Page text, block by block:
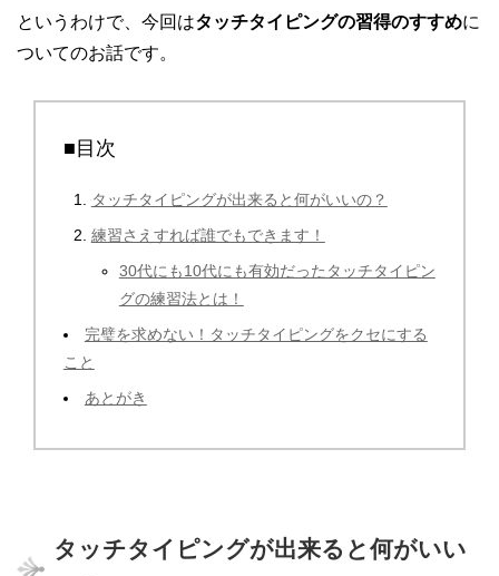
というわけで、今回はタッチタイピングの習得のすすめに
ついてのお話です。
■目次
タッチタイピングが出来ると何がいいの？
練習さえすれば誰でもできます！
30代にも10代にも有効だったタッチタイピン
グの練習法とは！
完璧を求めない！タッチタイピングをクセにする
こと
あとがき
タッチタイピングが出来ると何がいい